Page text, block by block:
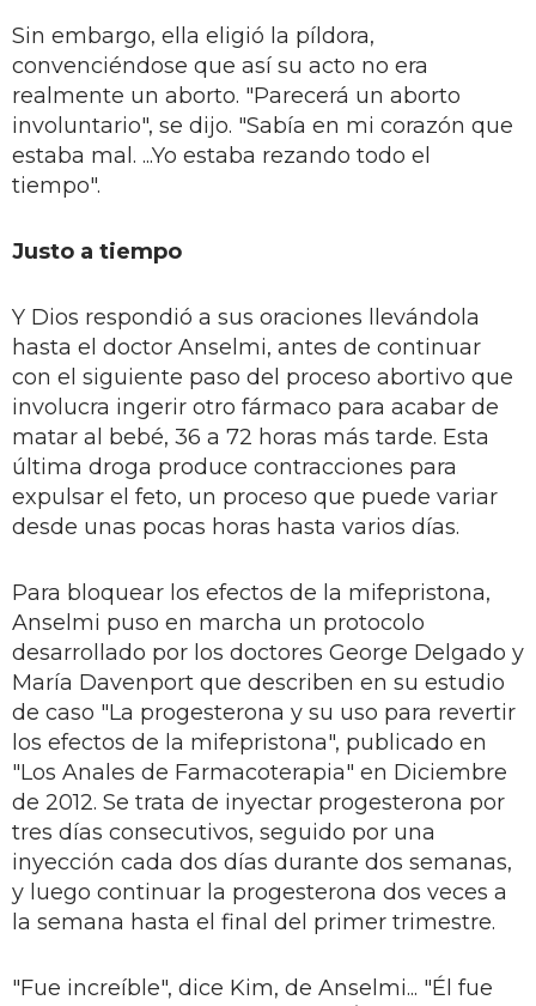
Sin embargo, ella eligió la píldora,
convenciéndose que así su acto no era
realmente un aborto. "Parecerá un aborto
involuntario", se dijo. "Sabía en mi corazón que
estaba mal. ...Yo estaba rezando todo el
tiempo".
Justo a tiempo
Y Dios respondió a sus oraciones llevándola
hasta el doctor Anselmi, antes de continuar
con el siguiente paso del proceso abortivo que
involucra ingerir otro fármaco para acabar de
matar al bebé, 36 a 72 horas más tarde. Esta
última droga produce contracciones para
expulsar el feto, un proceso que puede variar
desde unas pocas horas hasta varios días.
Para bloquear los efectos de la mifepristona,
Anselmi puso en marcha un protocolo
desarrollado por los doctores George Delgado y
María Davenport que describen en su estudio
de caso "La progesterona y su uso para revertir
los efectos de la mifepristona", publicado en
"Los Anales de Farmacoterapia" en Diciembre
de 2012. Se trata de inyectar progesterona por
tres días consecutivos, seguido por una
inyección cada dos días durante dos semanas,
y luego continuar la progesterona dos veces a
la semana hasta el final del primer trimestre.
"Fue increíble", dice Kim, de Anselmi... "Él fue